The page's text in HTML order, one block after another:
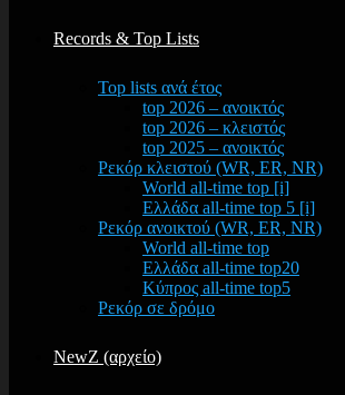
Records & Top Lists
Top lists ανά έτος
top 2026 – ανοικτός
top 2026 – κλειστός
top 2025 – ανοικτός
Ρεκόρ κλειστού (WR, ER, NR)
World all-time top [i]
Ελλάδα all-time top 5 [i]
Ρεκόρ ανοικτού (WR, ER, NR)
World all-time top
Ελλάδα all-time top20
Κύπρος all-time top5
Ρεκόρ σε δρόμο
NewZ (αρχείο)